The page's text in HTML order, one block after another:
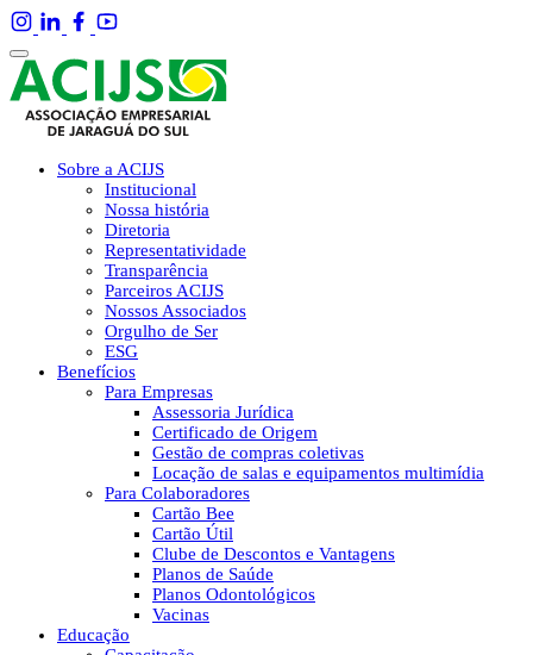
Sobre a ACIJS
Institucional
Nossa história
Diretoria
Representatividade
Transparência
Parceiros ACIJS
Nossos Associados
Orgulho de Ser
ESG
Benefícios
Para Empresas
Assessoria Jurídica
Certificado de Origem
Gestão de compras coletivas
Locação de salas e equipamentos multimídia
Para Colaboradores
Cartão Bee
Cartão Útil
Clube de Descontos e Vantagens
Planos de Saúde
Planos Odontológicos
Vacinas
Educação